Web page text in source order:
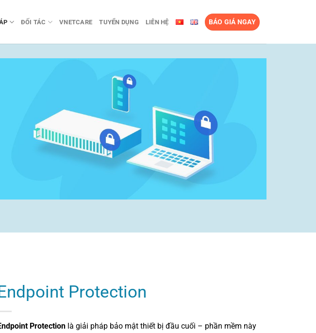
ĐỐI TÁC VNETCARE TUYỂN DỤNG LIÊN HỆ BÁO GIÁ NGAY
Protection
Protection là giải pháp bảo mật thiết bị đầu cuối – phần mềm này